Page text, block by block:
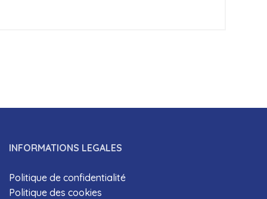
INFORMATIONS LEGALES
Politique de confidentialité
Politique des cookies